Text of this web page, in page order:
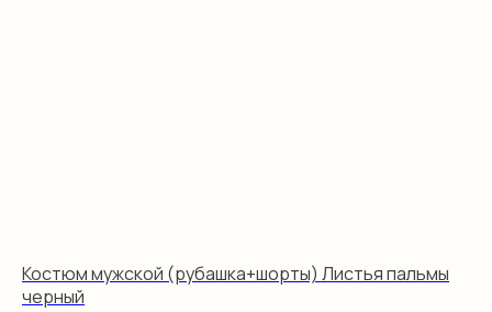
Костюм мужской (рубашка+шорты) Листья пальмы
черный